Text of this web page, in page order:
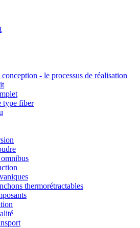
- le processus de réalisation
type fiber
thermorétractables